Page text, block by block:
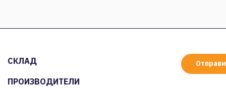
СКЛАД
ПРОИЗВОДИТЕЛИ